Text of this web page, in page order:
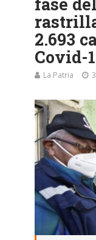
2.693
Covid-
La Patria